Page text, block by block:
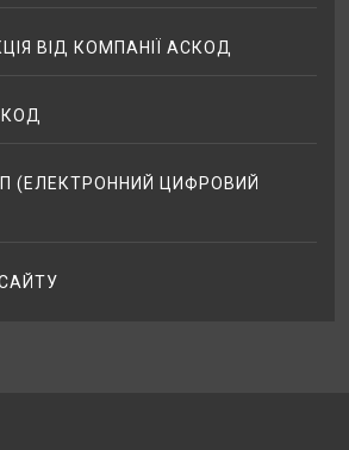
ВІД КОМПАНІЇ АСКОД
(ЕЛЕКТРОННИЙ ЦИФРОВИЙ